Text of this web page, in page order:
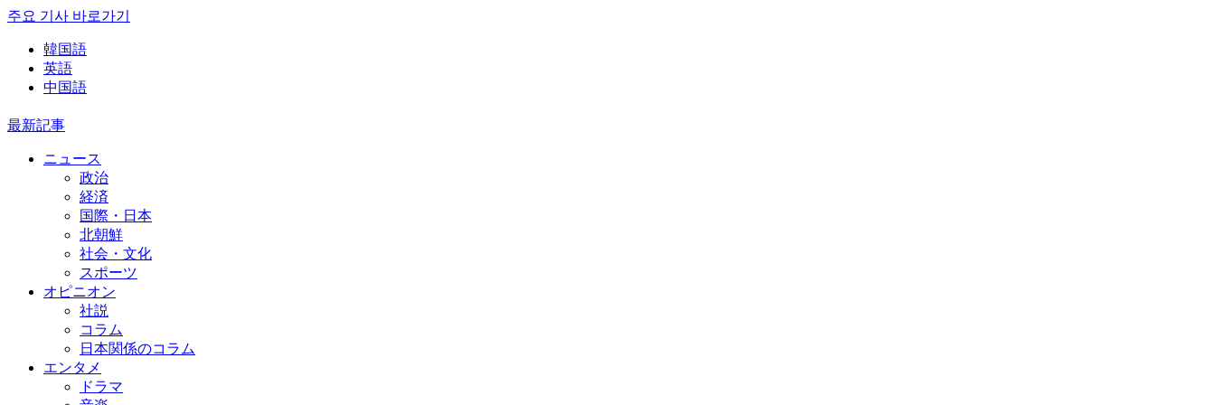
주요 기사 바로가기
韓国語
英語
中国語
最新記事
ニュース
政治
経済
国際・日本
北朝鮮
社会・文化
スポーツ
オピニオン
社説
コラム
日本関係のコラム
エンタメ
ドラマ